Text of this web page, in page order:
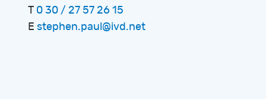
T 0 30 / 27 57 26 15
E stephen.paul@ivd.net